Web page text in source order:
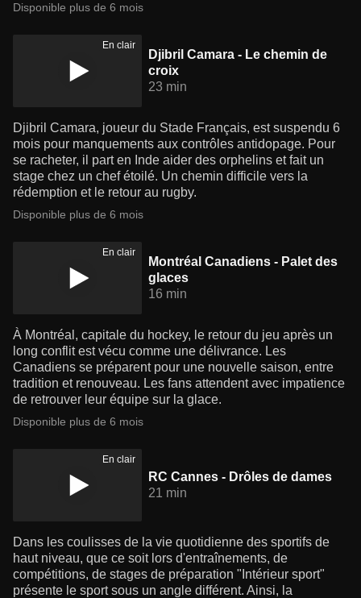
Disponible plus de 6 mois
En clair
Djibril Camara - Le chemin de
croix
23 min
Djibril Camara, joueur du Stade Français, est suspendu 6
mois pour manquements aux contrôles antidopage. Pour
se racheter, il part en Inde aider des orphelins et fait un
stage chez un chef étoilé. Un chemin difficile vers la
rédemption et le retour au rugby.
Disponible plus de 6 mois
En clair
Montréal Canadiens - Palet des
glaces
16 min
À Montréal, capitale du hockey, le retour du jeu après un
long conflit est vécu comme une délivrance. Les
Canadiens se préparent pour une nouvelle saison, entre
tradition et renouveau. Les fans attendent avec impatience
de retrouver leur équipe sur la glace.
Disponible plus de 6 mois
En clair
RC Cannes - Drôles de dames
21 min
Dans les coulisses de la vie quotidienne des sportifs de
haut niveau, que ce soit lors d'entraînements, de
compétitions, de stages de préparation "Intérieur sport"
présente le sport sous un angle différent. Ainsi, la